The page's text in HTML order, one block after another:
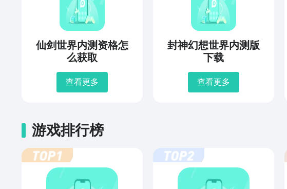
仙剑世界内测资格怎
么获取
查看更多
封神幻想世界内测版
下载
查看更多
游戏排行榜